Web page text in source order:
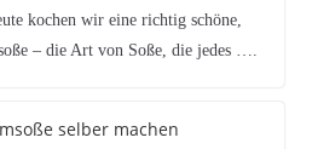
kochen wir eine richtig schöne,
– die Art von Soße, die jedes ….
selber machen